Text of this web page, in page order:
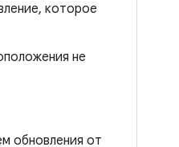
которое
не
обновления от